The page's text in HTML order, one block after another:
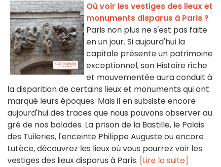
Où voir les vestiges des lieux et
monuments disparus à Paris ?
Paris non plus ne s'est pas faite
en un jour. Si aujourd'hui la
capitale présente un patrimoine
exceptionnel, son Histoire riche
et mouvementée aura conduit à
la disparition de certains lieux et monuments qui ont
marqué leurs époques. Mais il en subsiste encore
aujourd'hui des traces que nous pouvons observer au
gré de nos balades. La prison de la Bastille, le Palais
des Tuileries, l'enceinte Philippe Auguste ou encore
Lutèce, découvrez les lieux où vous pourrez voir les
vestiges des lieux disparus à Paris. [Lire la suite]